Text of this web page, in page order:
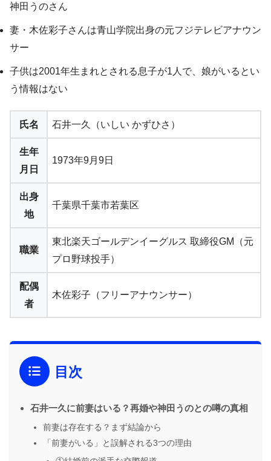
神田うのさん
妻・木佐彩子さんは青山学院出身の元フジテレビアナウン
サー
子供は2001年生まれとされる息子が1人で、娘がいるとい
う情報はない
氏名 石井一久（いしい かずひさ）
生年
月日
1973年9月9日
出身
地
千葉県千葉市若葉区
職業
東北楽天ゴールデンイーグルス 取締役GM（元
プロ野球投手）
配偶
者
木佐彩子（フリーアナウンサー）
目次
石井一久に前妻はいる？再婚や神田うのとの噂の真相
前妻は存在する？まず結論から
「前妻がいる」と誤解される3つの理由